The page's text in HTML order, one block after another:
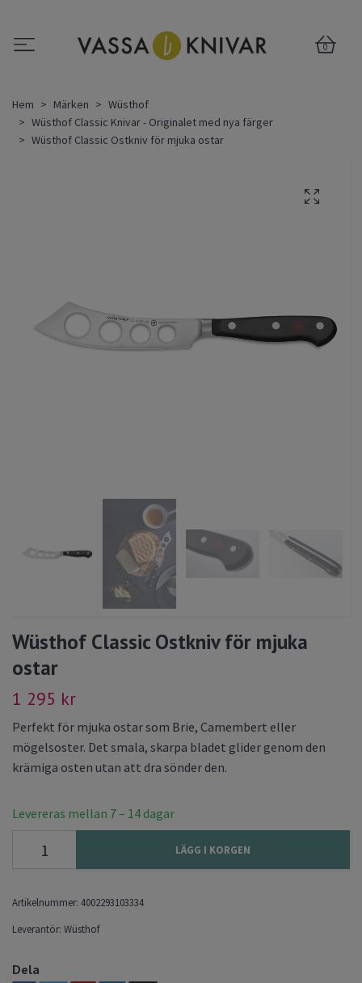
0
Hem Märken
Wüsthof
Wüsthof Classic Knivar - Originalet med nya färger
Wüsthof Classic Ostkniv för mjuka ostar
Wüsthof Classic Ostkniv för mjuka
ostar
1 295 kr
Perfekt för mjuka ostar som Brie, Camembert eller
mögelsoster. Det smala, skarpa bladet glider genom den
krämiga osten utan att dra sönder den.
Levereras mellan 7 – 14 dagar
LÄGG I KORGEN
Artikelnummer: 4002293103334
Leverantör: Wüsthof
Dela